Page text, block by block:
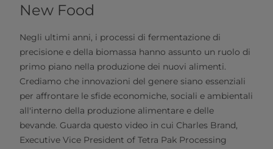
New Food
Negli ultimi anni, i processi di fermentazione di
precisione e della biomassa hanno assunto un ruolo di
primo piano nella produzione dei nuovi alimenti.
Crediamo che innovazioni del genere siano essenziali
per affrontare le sfide economiche, sociali e ambientali
all'interno della produzione alimentare e delle
bevande. Guarda questo video in cui Charles Brand,
Executive Vice President of Tetra Pak Processing